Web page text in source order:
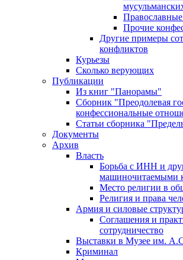
Прочие
Другие примеры
конфликтов
Курьезы
Сколько верующих
Публикации
Из книг "Панорамы"
Сборник "Преодолевая
конфессиональные
Статьи сборника
Документы
Архив
Власть
Борьба с ИНН и
машиночитаемыми
Место религии в
Религия и права
Армия и силовые
Соглашения и
сотрудничество
Выставки в Музее им.
Криминал